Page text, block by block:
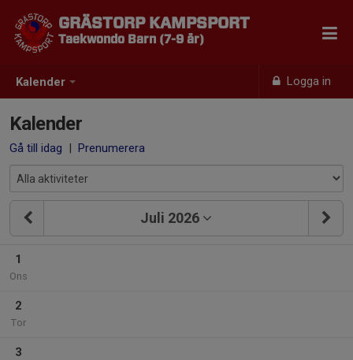
Kalender Logga in
GRÄSTORP KAMPSPORT
Taekwondo Barn (7-9 år)
Kalender
Gå till idag | Prenumerera
Juli 2026
1
Ons
2
Tor
3